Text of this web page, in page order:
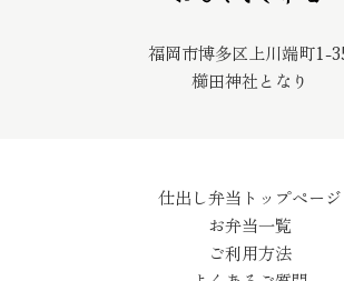
福岡市博多区上川端町1-
櫛田神社となり
仕出し弁当トップページ
お弁当一覧
ご利用方法